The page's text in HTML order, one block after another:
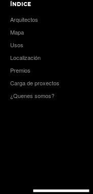
ÍNDICE
Arquitectos
Mapa
Usos
Localización
Premios
Carga de proxectos
¿Quenes somos?